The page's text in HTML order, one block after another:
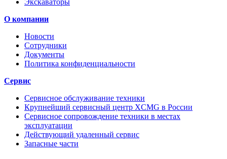
О компании
Новости
Сотрудники
Документы
Политика конфиденциальности
Сервис
Сервисное обслуживание техники
Крупнейший сервисный центр XCMG в России
Сервисное сопровождение техники в местах
эксплуатации
Действующий удаленный сервис
Запасные части